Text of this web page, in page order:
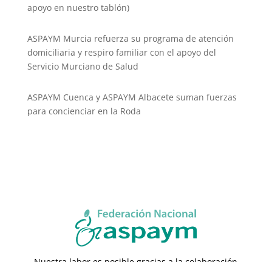
apoyo en nuestro tablón)
ASPAYM Murcia refuerza su programa de atención
domiciliaria y respiro familiar con el apoyo del
Servicio Murciano de Salud
ASPAYM Cuenca y ASPAYM Albacete suman fuerzas
para concienciar en la Roda